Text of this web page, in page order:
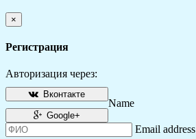
×
Регистрация
Авторизация через:
Вконтакте
Google+
Name
Email address